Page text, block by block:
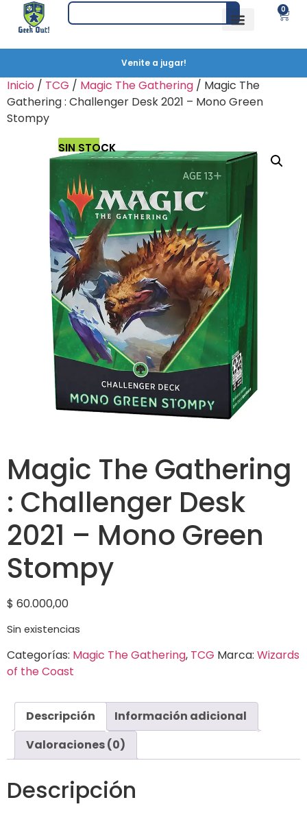
0
Venite a jugar!
Inicio / TCG / Magic The Gathering / Magic The
Gathering : Challenger Desk 2021 – Mono Green
Stompy
SIN STOCK
Magic The Gathering
: Challenger Desk
2021 – Mono Green
Stompy
$ 60.000,00
Sin existencias
Categorías: Magic The Gathering, TCG Marca: Wizards
of the Coast
Descripción
Información adicional
Valoraciones (0)
Descripción